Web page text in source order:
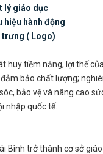
lý giáo dục
hiệu hành động
trưng ( Logo)
tiềm năng, lợi thế
bảo chất lượng;
bảo vệ và nâng cao
nhập quốc tế.
trở thành cơ sở